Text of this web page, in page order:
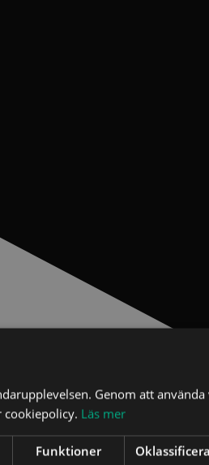
Genom att använda
cookiepolicy. Läs mer
Funktioner